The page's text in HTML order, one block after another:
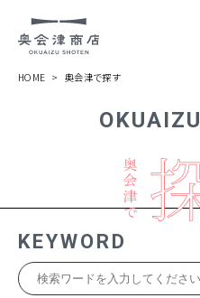
伝言板
みる
よむ
記事
OKUAIZU
HOME 奥会津で探す
KEYWORD